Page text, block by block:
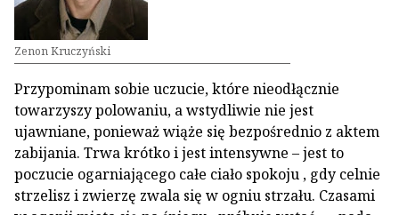
Zenon Kruczyński
Przypominam sobie uczucie, które nieodłącznie
towarzyszy polowaniu, a wstydliwie nie jest
ujawniane, ponieważ wiąże się bezpośrednio z aktem
zabijania. Trwa krótko i jest intensywne – jest to
poczucie ogarniającego całe ciało spokoju , gdy celnie
strzelisz i zwierzę zwala się w ogniu strzału. Czasami